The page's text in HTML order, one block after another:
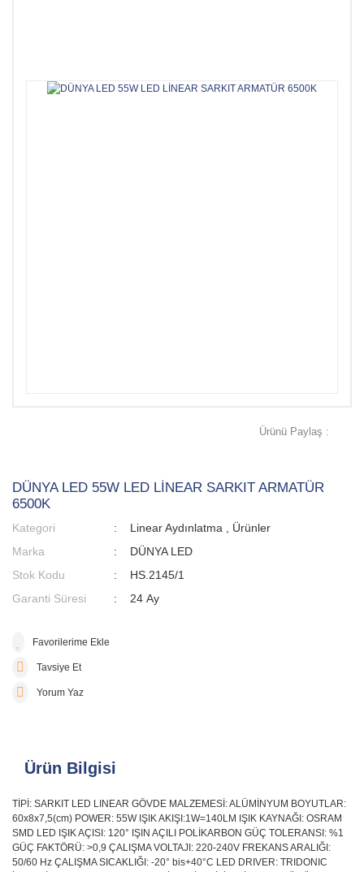
Ürünü Paylaş :
DÜNYA LED 55W LED LİNEAR SARKIT ARMATÜR
6500K
Kategori Linear Aydınlatma
Ürünler
Marka
DÜNYA LED
Stok Kodu
HS.2145/1
Garanti Süresi
24 Ay
Tavsiye Et
Yorum Yaz
Ürün Bilgisi
TİPİ: SARKIT LED LINEAR GÖVDE MALZEMESİ: ALÜMİNYUM BOYUTLAR:
60x8x7,5(cm) POWER: 55W IŞIK AKIŞI:1W=140LM IŞIK KAYNAĞI: OSRAM
SMD LED IŞIK AÇISI: 120° IŞIN AÇILI POLİKARBON GÜÇ TOLERANSI: %1
GÜÇ FAKTÖRÜ: >0,9 ÇALIŞMA VOLTAJI: 220-240V FREKANS ARALIĞI:
50/60 Hz ÇALIŞMA SICAKLIĞI: -20° bis+40°C LED DRIVER: TRIDONIC